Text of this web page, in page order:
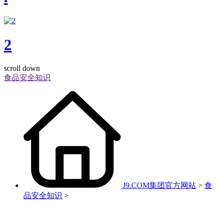
2
scroll down
食品安全知识
J9.COM集团官方网站 > 食
品安全知识 >